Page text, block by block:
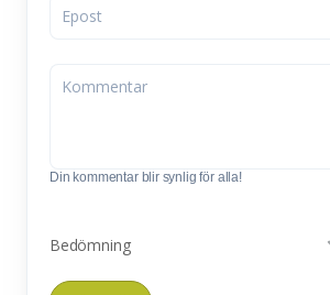
Din kommentar blir synlig för alla!
Bedömning